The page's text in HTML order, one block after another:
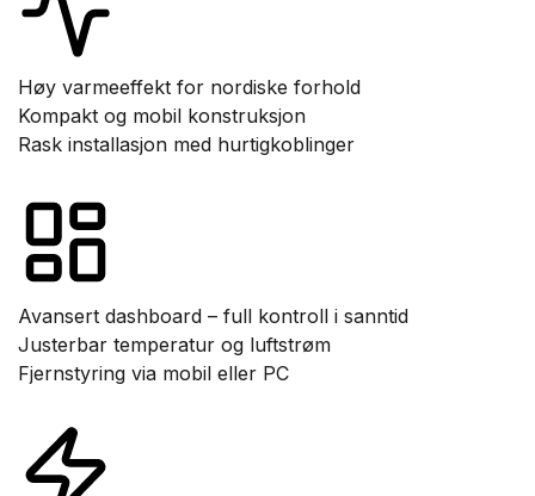
Høy varmeeffekt for nordiske forhold
Kompakt og mobil konstruksjon
Rask installasjon med hurtigkoblinger
Avansert dashboard – full kontroll i sanntid
Justerbar temperatur og luftstrøm
Fjernstyring via mobil eller PC